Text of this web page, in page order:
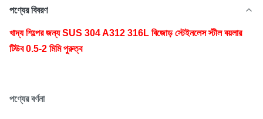
পণ্যের বিবরণ
খাদ্য শিল্পের জন্য SUS 304 A312 316L বিজোড় স্টেইনলেস স্টীল বয়লার
টিউব 0.5-2 মিমি পুরুত্ব
পণ্যের বর্ণনা